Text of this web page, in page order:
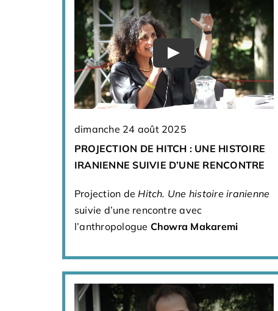
dimanche 24 août 2025
PROJECTION DE HITCH : UNE HISTOIRE
IRANIENNE SUIVIE D’UNE RENCONTRE
Projection deHitch. Une histoire iranienne
suivie d’une rencontre avec
l’anthropologue Chowra Makaremi